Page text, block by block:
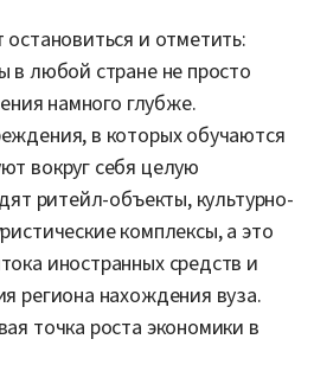
и отметить:
в любой стране не просто
намного глубже.
в которых обучаются
вокруг себя целую
ритейл-объекты, культурно-
комплексы, а это
иностранных средств и
региона нахождения вуза.
точка роста экономики в